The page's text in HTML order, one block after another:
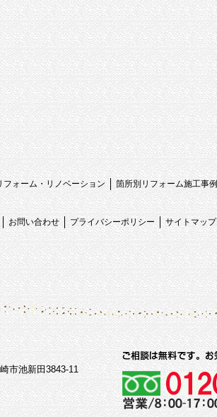
フォーム・リノベーション 箇所別リフォーム施工事例
お問い合わせ プライバシーポリシー サイトマップ
市池新田3843-11